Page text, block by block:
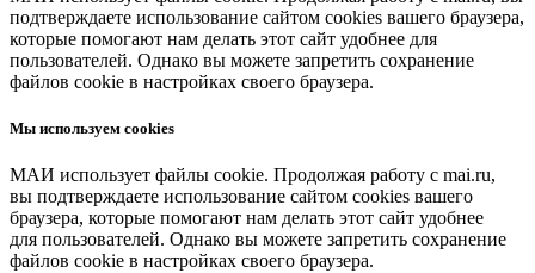
подтверждаете использование сайтом cookies вашего браузера,
которые помогают нам делать этот сайт удобнее для
пользователей. Однако вы можете запретить сохранение
файлов cookie в настройках своего браузера.
Мы используем cookies
МАИ использует файлы cookie. Продолжая работу с mai.ru,
вы подтверждаете использование сайтом cookies вашего
браузера, которые помогают нам делать этот сайт удобнее
для пользователей. Однако вы можете запретить сохранение
файлов cookie в настройках своего браузера.